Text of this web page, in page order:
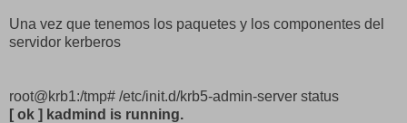
Una vez que tenemos los paquetes y los componentes del
servidor kerberos
root@krb1:/tmp# /etc/init.d/krb5-admin-server status
[ ok ] kadmind is running.